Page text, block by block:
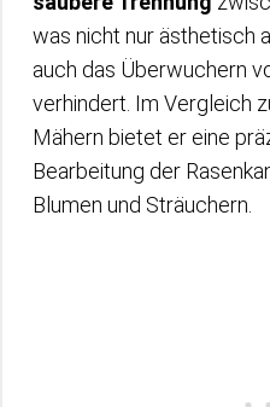
was nicht nur ästhetisch
auch das Überwuchern
verhindert. Im Vergleich
Mähern bietet er eine
Bearbeitung der
Blumen und Sträuchern.